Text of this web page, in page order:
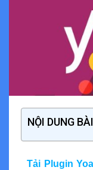
NỘI DUNG
Tải Plugin